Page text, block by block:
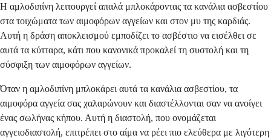
Η αμλοδιπίνη λειτουργεί απαλά μπλοκάροντας τα κανάλια ασβεστίου
στα τοιχώματα των αιμοφόρων αγγείων και στον μυ της καρδιάς.
Αυτή η δράση αποκλεισμού εμποδίζει το ασβέστιο να εισέλθει σε
αυτά τα κύτταρα, κάτι που κανονικά προκαλεί τη συστολή και τη
σύσφιξη των αιμοφόρων αγγείων.
Όταν η αμλοδιπίνη μπλοκάρει αυτά τα κανάλια ασβεστίου, τα
αιμοφόρα αγγεία σας χαλαρώνουν και διαστέλλονται σαν να ανοίγει
ένας σωλήνας κήπου. Αυτή η διαστολή, που ονομάζεται
αγγειοδιαστολή, επιτρέπει στο αίμα να ρέει πιο ελεύθερα με λιγότερη